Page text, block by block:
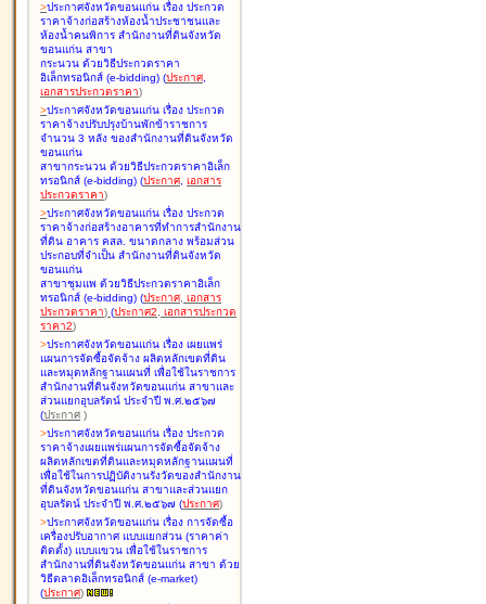
>ประกาศจังหวัดขอนแก่น เรื่อง ประกวด
ราคาจ้างก่อสร้างห้องน้ำประชาชนและ
ห้องน้ำคนพิการ สำนักงานที่ดินจังหวัด
ขอนแก่น สาขา
กระนวน ด้วยวิธีประกวดราคา
อิเล็กทรอนิกส์ (e-bidding) (ประกาศ,
เอกสารประกวดราคา)
>ประกาศจังหวัดขอนแก่น เรื่อง ประกวด
ราคาจ้างปรับปรุงบ้านพักข้าราชการ
จำนวน 3 หลัง ของสำนักงานที่ดินจังหวัด
ขอนแก่น
สาขากระนวน ด้วยวิธีประกวดราคาอิเล็ก
ทรอนิกส์ (e-bidding) (ประกาศ, เอกสาร
ประกวดราคา)
>ประกาศจังหวัดขอนแก่น เรื่อง ประกวด
ราคาจ้างก่อสร้างอาคารที่ทำการสำนักงาน
ที่ดิน อาคาร คสล. ขนาดกลาง พร้อมส่วน
ประกอบที่จำเป็น สำนักงานที่ดินจังหวัด
ขอนแก่น
สาขาชุมแพ ด้วยวิธีประกวดราคาอิเล็ก
ทรอนิกส์ (e-bidding) (ประกาศ, เอกสาร
ประกวดราคา) (ประกาศ2, เอกสารประกวด
ราคา2)
>ประกาศจังหวัดขอนแก่น เรื่อง เผยแพร่
แผนการจัดซื้อจัดจ้าง ผลิตหลักเขตที่ดิน
และหมุดหลักฐานแผนที่ เพื่อใช้ในราชการ
สำนักงานที่ดินจังหวัดขอนแก่น สาขาและ
ส่วนแยกอุบลรัตน์ ประจำปี พ.ศ.๒๕๖๗
(ประกาศ )
>ประกาศจังหวัดขอนแก่น เรื่อง ประกวด
ราคาจ้างเผยแพร่แผนการจัดซื้อจัดจ้าง
ผลิตหลักเขตที่ดินและหมุดหลักฐานแผนที่
เพื่อใช้ในการปฏิบัติงานรังวัดของสำนักงาน
ที่ดินจังหวัดขอนแก่น สาขาและส่วนแยก
อุบลรัตน์ ประจำปี พ.ศ.๒๕๖๗ (ประกาศ)
>ประกาศจังหวัดขอนแก่น เรื่อง การจัดซื้อ
เครื่องปรับอากาศ แบบแยกส่วน (ราคาค่า
ติดตั้ง) แบบแขวน เพื่อใช้ในราชการ
สำนักงานที่ดินจังหวัดขอนแก่น สาขา ด้วย
วิธีตลาดอิเล็กทรอนิกส์ (e-market)
(ประกาศ)